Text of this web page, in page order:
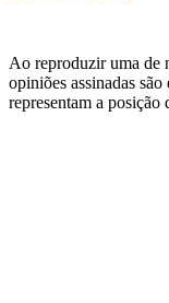
Ao reproduzir uma de
opiniões assinadas
representam a posição